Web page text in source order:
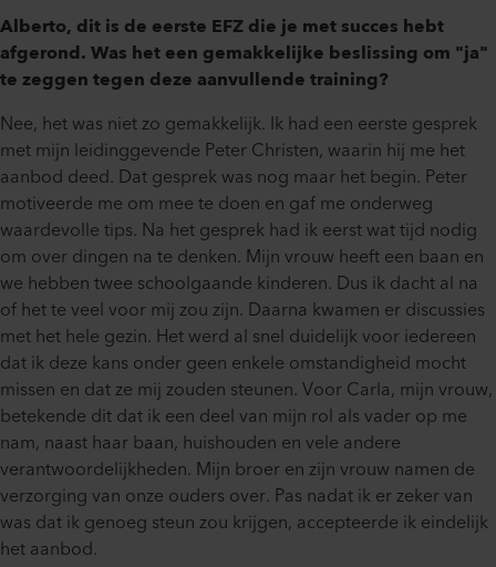
Alberto, dit is de eerste EFZ die je met succes hebt
afgerond. Was het een gemakkelijke beslissing om "ja"
te zeggen tegen deze aanvullende training?
Nee, het was niet zo gemakkelijk. Ik had een eerste gesprek
met mijn leidinggevende Peter Christen, waarin hij me het
aanbod deed. Dat gesprek was nog maar het begin. Peter
motiveerde me om mee te doen en gaf me onderweg
waardevolle tips. Na het gesprek had ik eerst wat tijd nodig
om over dingen na te denken. Mijn vrouw heeft een baan en
we hebben twee schoolgaande kinderen. Dus ik dacht al na
of het te veel voor mij zou zijn. Daarna kwamen er discussies
met het hele gezin. Het werd al snel duidelijk voor iedereen
dat ik deze kans onder geen enkele omstandigheid mocht
missen en dat ze mij zouden steunen. Voor Carla, mijn vrouw,
betekende dit dat ik een deel van mijn rol als vader op me
nam, naast haar baan, huishouden en vele andere
verantwoordelijkheden. Mijn broer en zijn vrouw namen de
verzorging van onze ouders over. Pas nadat ik er zeker van
was dat ik genoeg steun zou krijgen, accepteerde ik eindelijk
het aanbod.